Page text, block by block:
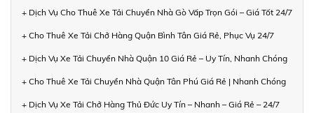
+ Dịch Vụ Cho Thuê Xe Tải Chuyển Nhà Gò Vấp Trọn Gói – Giá Tốt 24/7
+ Cho Thuê Xe Tải Chở Hàng Quận Bình Tân Giá Rẻ, Phục Vụ 24/7
+ Dịch Vụ Xe Tải Chuyển Nhà Quận 10 Giá Rẻ – Uy Tín, Nhanh Chóng
+ Cho Thuê Xe Tải Chuyển Nhà Quận Tân Phú Giá Rẻ | Nhanh Chóng
+ Dịch Vụ Xe Tải Chở Hàng Thủ Đức Uy Tín – Nhanh – Giá Rẻ – 24/7